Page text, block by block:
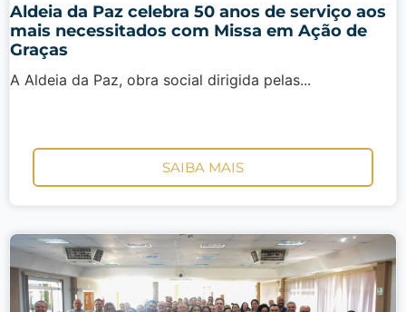
Aldeia da Paz celebra 50 anos de serviço aos
mais necessitados com Missa em Ação de
Graças
A Aldeia da Paz, obra social dirigida pelas...
SAIBA MAIS